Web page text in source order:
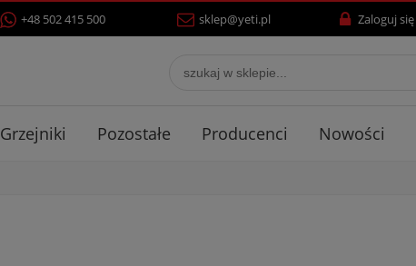
Zaloguj się
+48 502 415 500 sklep@yeti.pl
Grzejniki Pozostałe Producenci Nowości